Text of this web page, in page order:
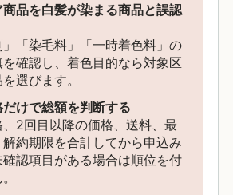
品を白髪が染まる商品と誤認
」「染毛料」「一時着色料」の
確認し、着色目的なら対象区
選びます。
けで総額を判断する
2回目以降の価格、送料、最
約期限を合計してから申込み
確認項目がある場合は順位を付